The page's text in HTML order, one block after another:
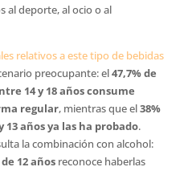
al deporte, al ocio o al
relativos a este tipo de bebidas
preocupante: el47,7% de
14 y 18 años consume
regular, mientras que el38%
13 años ya las ha probado.
la combinación con alcohol:
12 añosreconoce haberlas